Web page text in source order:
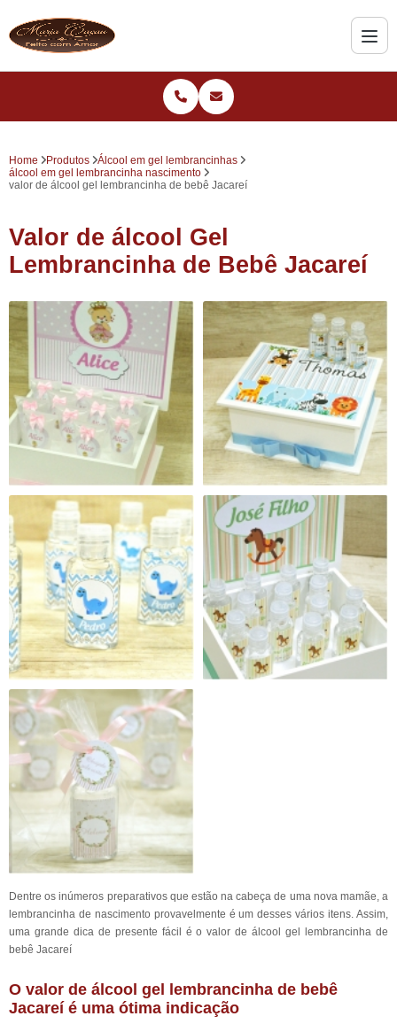
Home Produtos
Álcool em gel lembrancinhas
álcool em gel lembrancinha nascimento
valor de álcool gel lembrancinha de bebê Jacareí
Valor de álcool Gel
Lembrancinha de Bebê Jacareí
Dentre os inúmeros preparativos que estão na cabeça de uma nova mamãe, a
lembrancinha de nascimento provavelmente é um desses vários itens. Assim,
uma grande dica de presente fácil é o valor de álcool gel lembrancinha de
bebê Jacareí
O valor de álcool gel lembrancinha de bebê
Jacareí é uma ótima indicação